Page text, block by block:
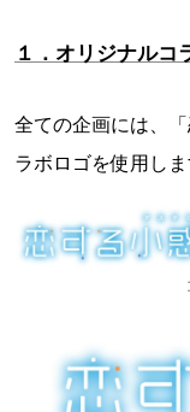
１．オリジナルコ
全ての企画には、
ラボロゴを使用しま